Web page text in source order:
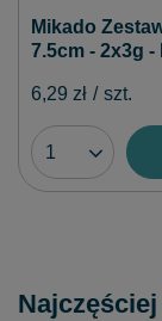
Mikado
7.5cm - 2x3g
6,29 zł / szt.